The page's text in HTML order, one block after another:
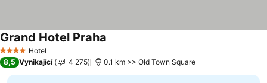
4 Počet hvězdiček
Hotel
Grand Hotel Praha
8,5 Vynikající 4 275 0.1 km >> Old Town Square